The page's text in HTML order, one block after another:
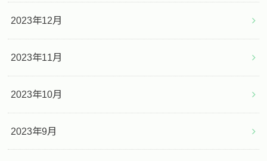
2023年12月
2023年11月
2023年10月
2023年9月